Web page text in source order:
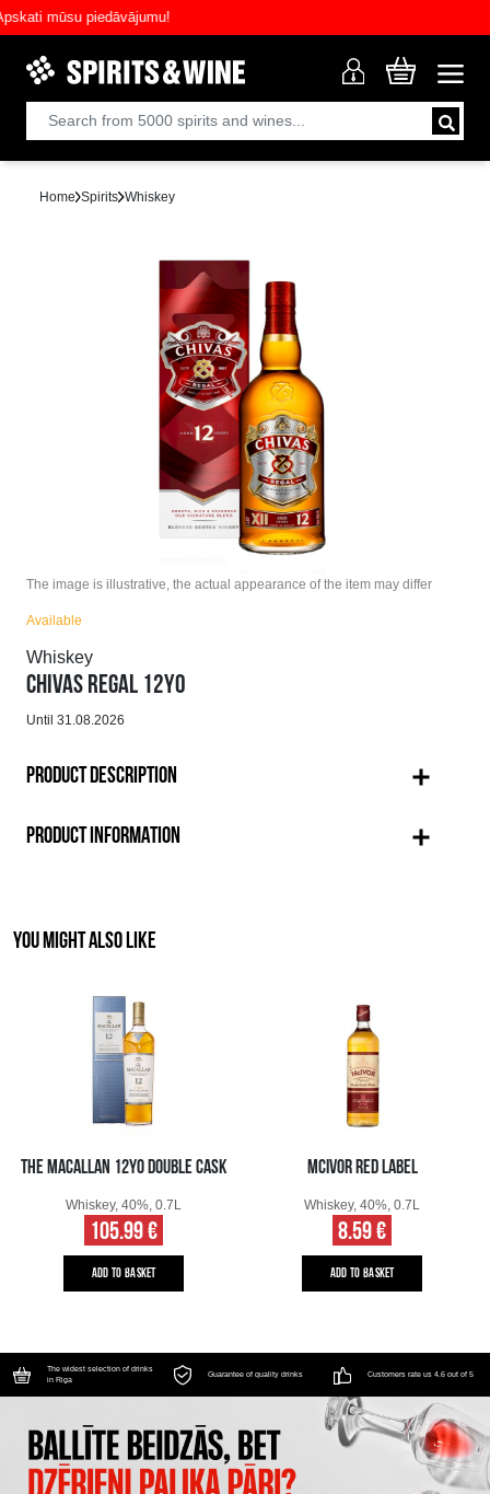
mūsu piedāvājumu!
Home Spirits Whiskey
The image is illustrative, the actual appearance of the item may differ
Available
Whiskey
CHIVAS REGAL 12YO
Until 31.08.2026
PRODUCT DESCRIPTION
PRODUCT INFORMATION
YOU MIGHT ALSO LIKE
THE MACALLAN 12YO DOUBLE CASK
Whiskey, 40%, 0.7L
105.99 €
ADD TO BASKET
MCIVOR RED LABEL
Whiskey, 40%, 0.7L
8.59 €
ADD TO BASKET
The widest selection of drinks
in Riga
Guarantee of quality drinks Customers rate us 4.6 out of 5